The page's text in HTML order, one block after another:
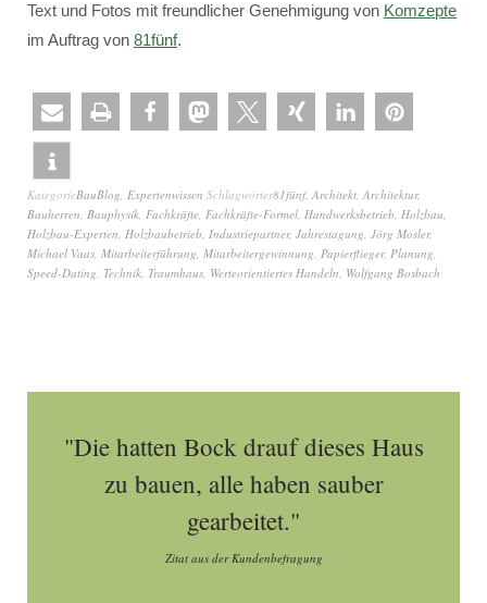
Text und Fotos mit freundlicher Genehmigung von Komzepte
im Auftrag von 81fünf.
KategorieBauBlog, Expertenwissen Schlagwörter81fünf, Architekt, Architektur,
Bauherren, Bauphysik, Fachkräfte, Fachkräfte-Formel, Handwerksbetrieb, Holzbau,
Holzbau-Experten, Holzbaubetrieb, Industriepartner, Jahrestagung, Jörg Mosler,
Michael Vaas, Mitarbeiterführung, Mitarbeitergewinnung, Papierflieger, Planung,
Speed-Dating, Technik, Traumhaus, Werteorientiertes Handeln, Wolfgang Bosbach
"Die hatten Bock drauf dieses Haus
zu bauen, alle haben sauber
gearbeitet."
Zitat aus der Kundenbefragung